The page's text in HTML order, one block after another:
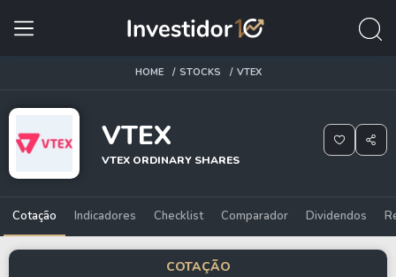
HOME STOCKS VTEX
VTEX
VTEX ORDINARY SHARES
Cotação Indicadores Checklist Comparador Dividendos
COTAÇÃO